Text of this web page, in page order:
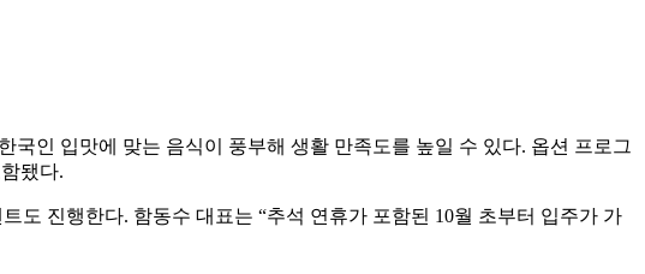
인 입맛에 맞는 음식이 풍부해 생활 만족도를 높일 수 있다. 옵션 프로그
됐다.
도 진행한다. 함동수 대표는 “추석 연휴가 포함된 10월 초부터 입주가 가